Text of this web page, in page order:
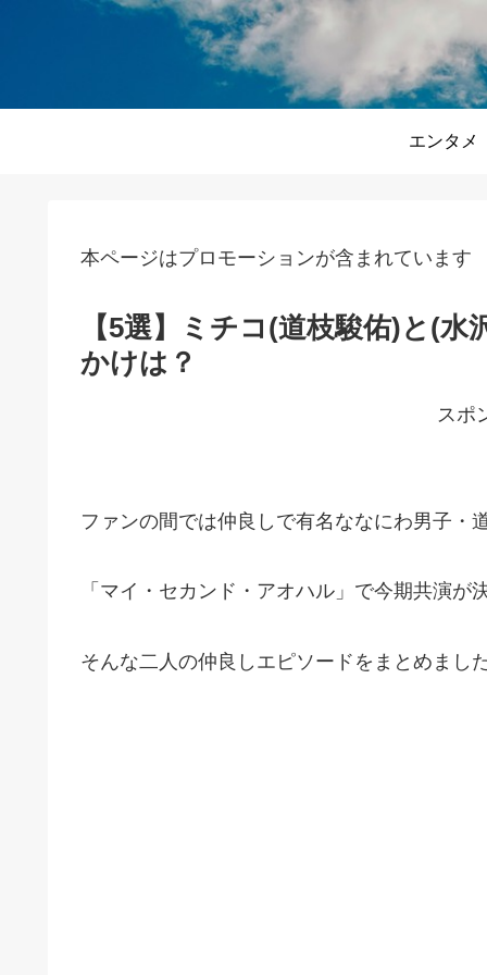
エンタメ
本ページはプロモーションが含まれています
【5選】ミチコ(道枝駿佑)と(
かけは？
スポ
ファンの間では仲良しで有名ななにわ男子・
「マイ・セカンド・アオハル」で今期共演が
そんな二人の仲良しエピソードをまとめまし